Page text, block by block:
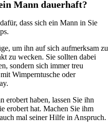
Mann dauerhaft?
dass sich ein Mann in Sie
um ihn auf sich aufmerksam zu
zu wecken. Sie sollten dabei
sondern sich immer treu
Wimperntusche oder
erobert haben, lassen Sie ihn
erobert hat. Machen Sie ihm
mal seiner Hilfe in Anspruch.